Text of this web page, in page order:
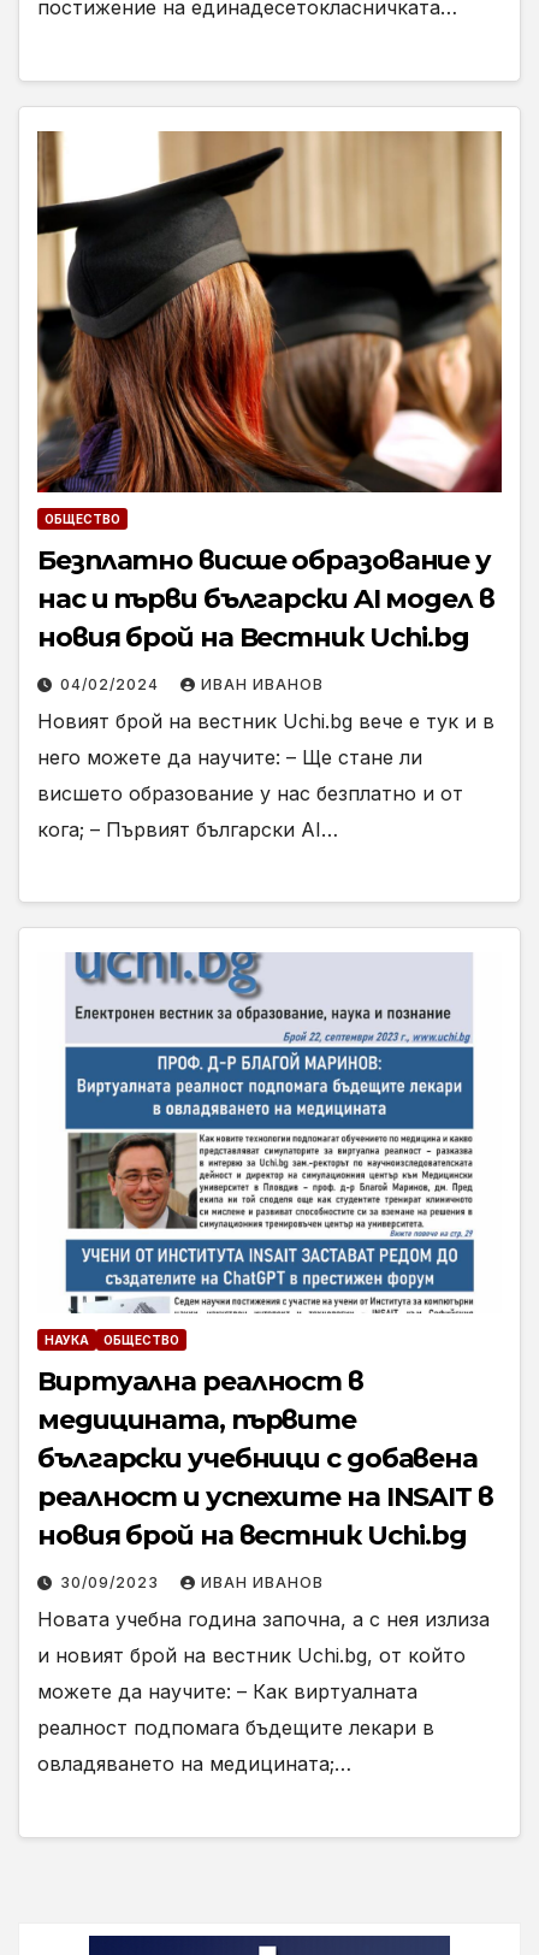
постижение на единадесетокласничката…
ОБЩЕСТВО
Безплатно висше образование у
нас и първи български AI модел в
новия брой на Вестник Uchi.bg
04/02/2024 ИВАН ИВАНОВ
Новият брой на вестник Uchi.bg вече е тук и в
него можете да научите: – Ще стане ли
висшето образование у нас безплатно и от
кога; – Първият български AI…
НАУКА ОБЩЕСТВО
Виртуална реалност в
медицината, първите
български учебници с добавена
реалност и успехите на INSAIT в
новия брой на вестник Uchi.bg
30/09/2023 ИВАН ИВАНОВ
Новата учебна година започна, а с нея излиза
и новият брой на вестник Uchi.bg, от който
можете да научите: – Как виртуалната
реалност подпомага бъдещите лекари в
овладяването на медицината;…